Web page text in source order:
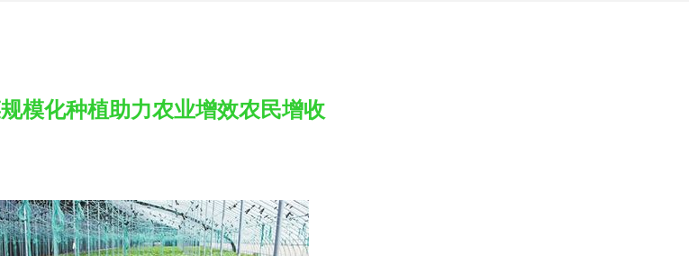
模化种植助力农业增效农民增收